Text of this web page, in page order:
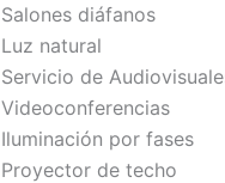
Salones diáfanos
Luz natural
Servicio de
Videoconferencias
Iluminación por fases
Proyector de techo